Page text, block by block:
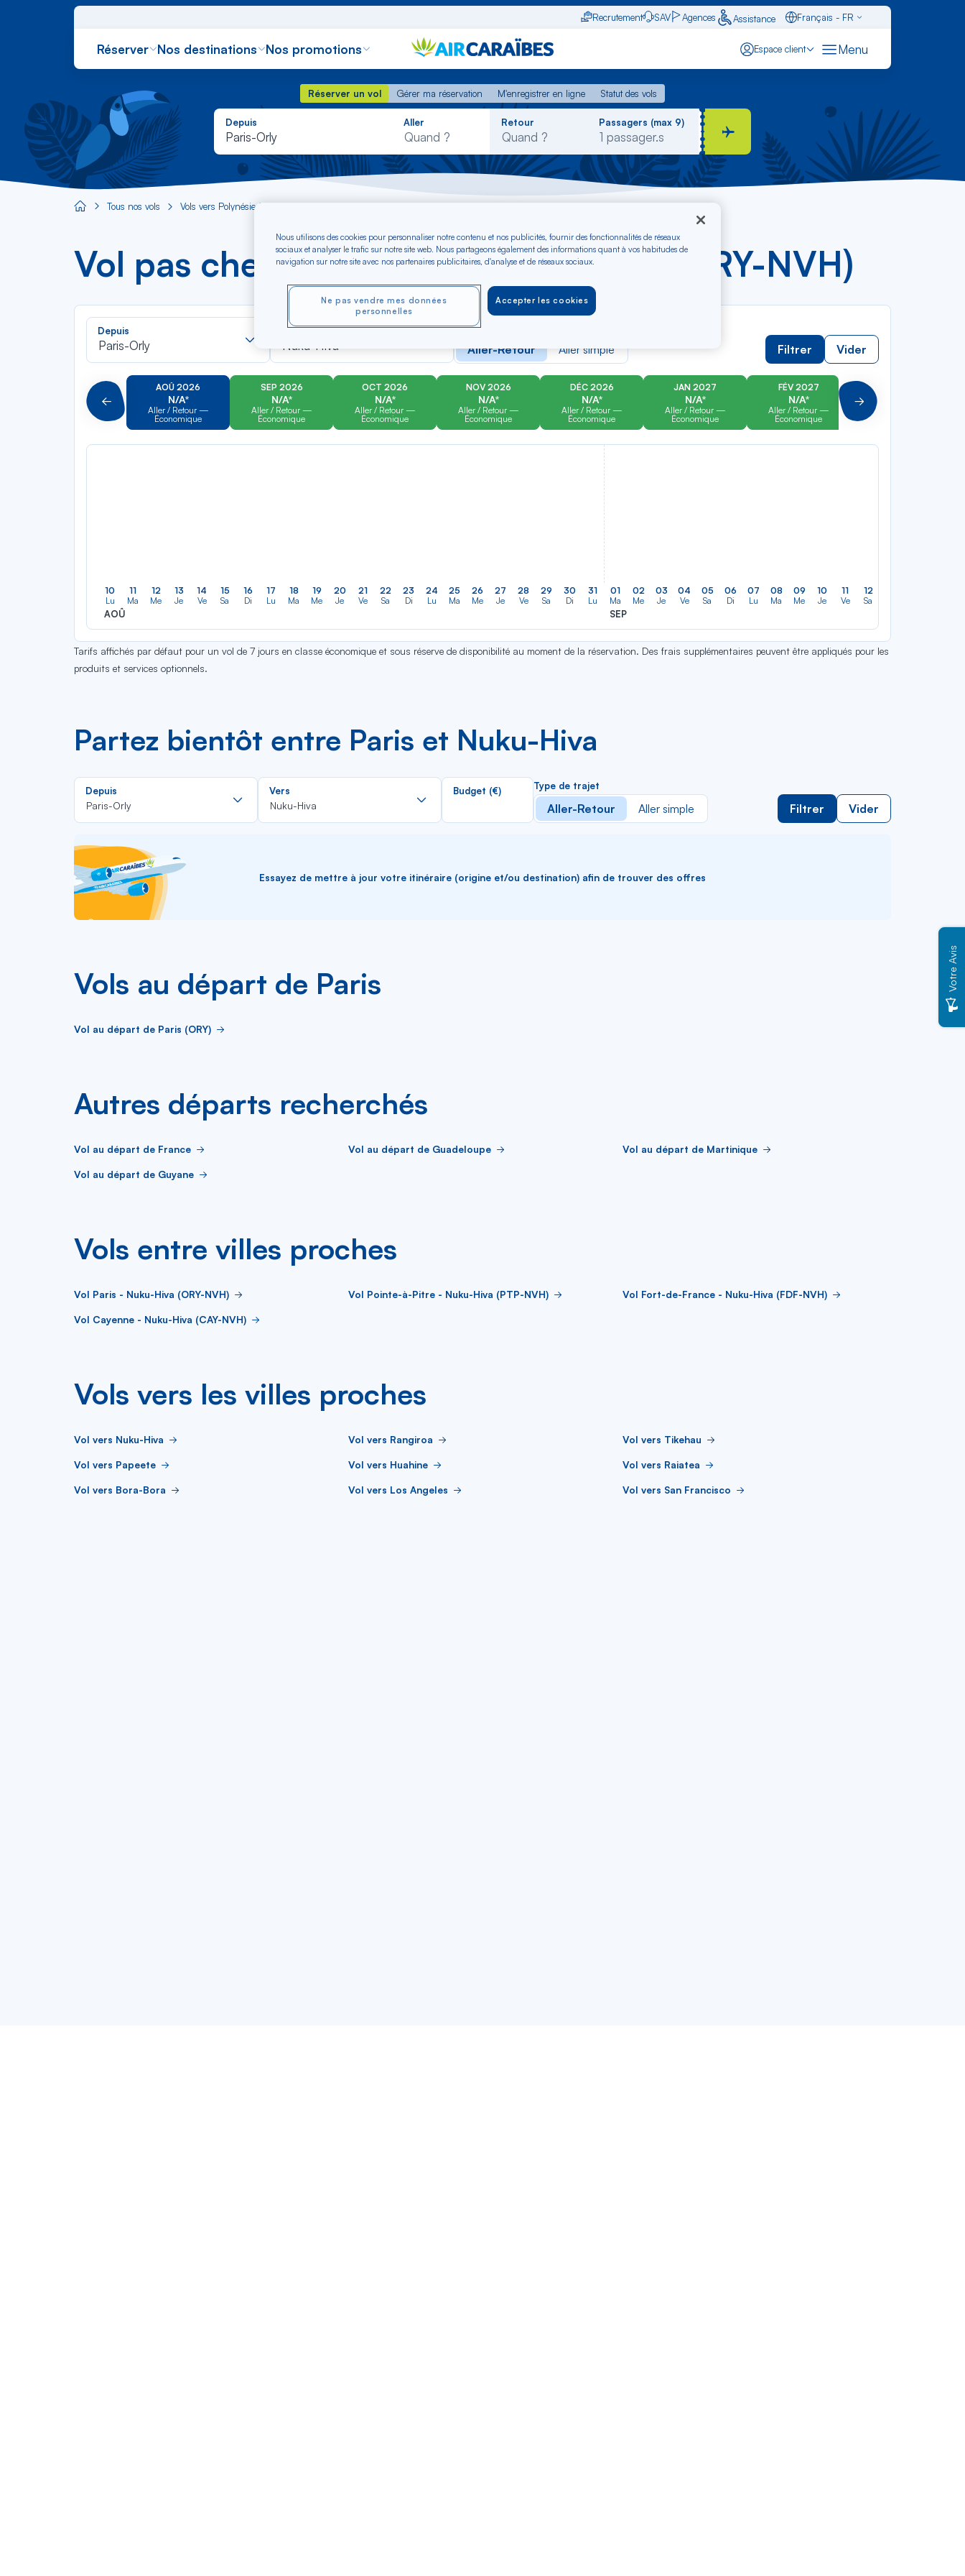
Recrutement SAV Agences Assistance
Français - FR
Réserver Nos destinations Nos promotions Espace client Menu
Réserver un vol Gérer ma réservation M'enregistrer en ligne
Statut des vols
Réserver un vol
Gérer ma réservation M'enregistrer en ligne Statut des vols
Depuis
Paris-Orly
Rechercher
dans
liste
Aller Retour Passagers (max 9)
Aircaraibes.com
Tous nos vols Vols vers Polynésie française Vol Paris - Nuku-Hiva
Vol pas cher Paris - Nuku-Hiva dès € (ORY-NVH)
Depuis
Paris-Orly
Rechercher
la
liste
Vers
Nuku-Hiva
Rechercher
la
liste
Type de trajet
Aller-Retour Aller simple Filtrer Vider
Précédent
AOÛ 2026
N/A*
Aller / Retour —
Économique
SEP 2026
N/A*
Aller / Retour —
Économique
OCT 2026
N/A*
Aller / Retour —
Économique
NOV 2026
N/A*
Aller / Retour —
Économique
DÉC 2026
N/A*
Aller / Retour —
Économique
JAN 2027
N/A*
Aller / Retour —
Économique
FÉV 2027
N/A*
Aller / Retour —
Économique
Aller / Retour —
Suivant
10
Lu
AOÛ
11
Ma
12
Me
13
Je
14
Ve
15
Sa
16
Di
17
Lu
18
Ma
19
Me
20
Je
21
Ve
22
Sa
23
Di
24
Lu
25
Ma
26
Me
27
Je
28
Ve
29
Sa
30
Di
31
Lu
01
Ma
SEP
02
Me
03
Je
04
Ve
05
Sa
06
Di
07
Lu
08
Ma
09
Me
10
Je
11
Ve
12
Sa
Tarifs affichés par défaut pour un vol de 7 jours en classe économique et sous réserve de disponibilité au moment de la réservation. Des frais supplémentaires peuvent être appliqués pour les
produits et services optionnels.
Partez bientôt entre Paris et Nuku-Hiva
Depuis
Paris-Orly
Rechercher
dans
la
Vers
Nuku-Hiva
Rechercher
la
Budget (€) Type de trajet
Aller-Retour Aller simple Filtrer Vider
Essayez de mettre à jour votre itinéraire (origine et/ou destination) afin de trouver des offres
Vols au départ de Paris
Vol au départ de Paris (ORY)
Autres départs recherchés
Vol au départ de France Vol au départ de Guadeloupe Vol au départ de Martinique
Vol au départ de Guyane
Vols entre villes proches
Vol Paris - Nuku-Hiva (ORY-NVH) Vol Pointe-à-Pitre - Nuku-Hiva (PTP-NVH) Vol Fort-de-France - Nuku-Hiva (FDF-NVH)
Vol Cayenne - Nuku-Hiva (CAY-NVH)
Vols vers les villes proches
Vol vers Nuku-Hiva Vol vers Rangiroa Vol vers Tikehau
Vol vers Papeete Vol vers Huahine Vol vers Raiatea
Vol vers Bora-Bora Vol vers Los Angeles Vol vers San Francisco
Nous utilisons des cookies pour personnaliser notre contenu et nos publicités, fournir des fonctionnalités de réseaux
sociaux et analyser le trafic sur notre site web. Nous partageons également des informations quant à vos habitudes de
navigation sur notre site avec nos partenaires publicitaires, d'analyse et de réseaux sociaux.
Accepter les cookies
Ne pas vendre mes données
personnelles
Votre Avis